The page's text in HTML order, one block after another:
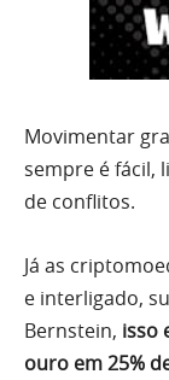
Movimentar
sempre é fácil,
de conflitos.
Já as
e interligado,
Bernstein, isso
ouro em 25%